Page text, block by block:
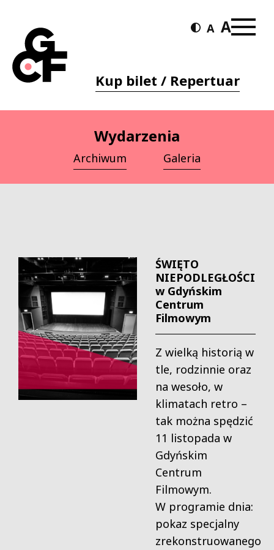
Kup bilet / Repertuar
Wydarzenia
Archiwum Galeria
ŚWIĘTO
NIEPODLEGŁOŚCI
w Gdyńskim
Centrum
Filmowym
Z wielką historią w
tle, rodzinnie oraz
na wesoło, w
klimatach retro –
tak można spędzić
11 listopada w
Gdyńskim
Centrum
Filmowym.
W programie dnia:
pokaz specjalny
zrekonstruowanego